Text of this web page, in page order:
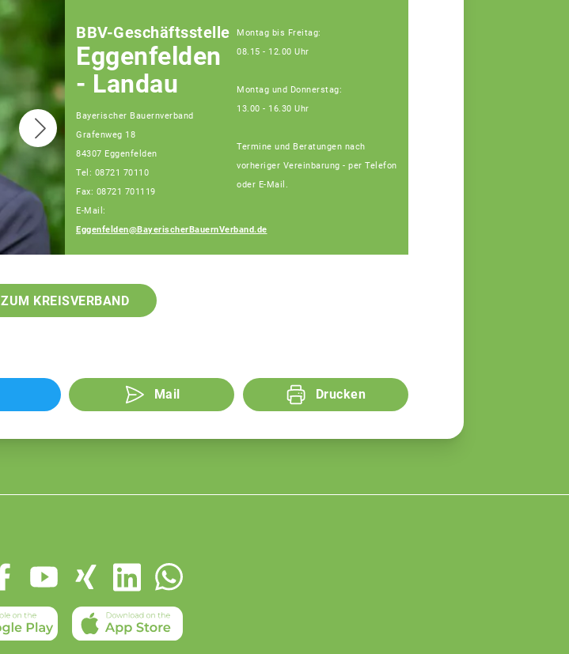
Fachberaterin
BBV-Geschäftsstelle
Eggenfelden
- Landau
Bayerischer Bauernverband
Grafenweg 18
84307 Eggenfelden
Tel: 08721 70110
Fax: 08721 701119
E-Mail:
Eggenfelden@BayerischerBauernVerband.de
Montag bis Freitag:
08.15 - 12.00 Uhr
Montag und Donnerstag:
13.00 - 16.30 Uhr
Termine und Beratungen nach
vorheriger Vereinbarung - per Telefon
oder E-Mail.
ZUM KREISVERBAND
Mail Drucken